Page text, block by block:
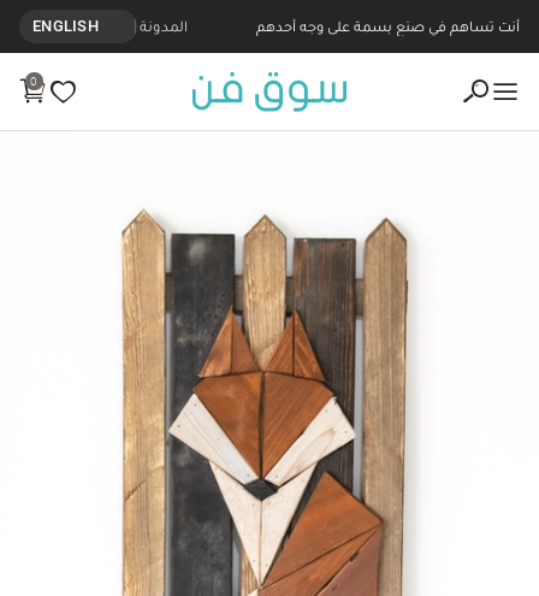
أنت تساهم في صنع بسمة على وجه أحدهم المدونة ENGLISH
0